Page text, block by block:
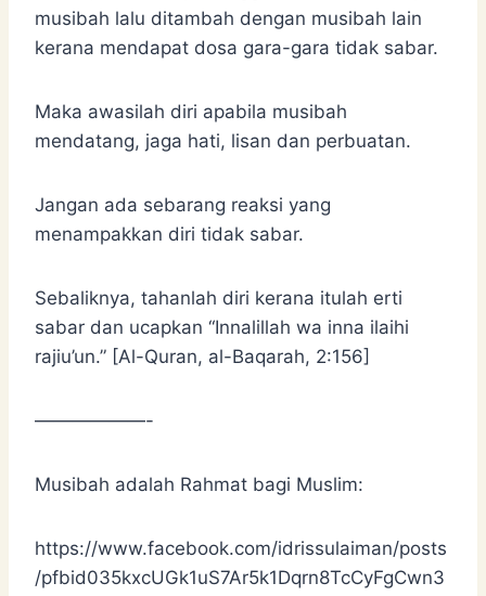
musibah lalu ditambah dengan musibah lain
kerana mendapat dosa gara-gara tidak sabar.
Maka awasilah diri apabila musibah
mendatang, jaga hati, lisan dan perbuatan.
Jangan ada sebarang reaksi yang
menampakkan diri tidak sabar.
Sebaliknya, tahanlah diri kerana itulah erti
sabar dan ucapkan “Innalillah wa inna ilaihi
rajiu’un.” [Al-Quran, al-Baqarah, 2:156]
——————-
Musibah adalah Rahmat bagi Muslim:
https://www.facebook.com/idrissulaiman/posts
/pfbid035kxcUGk1uS7Ar5k1Dqrn8TcCyFgCwn3